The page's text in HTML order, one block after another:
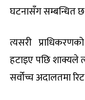
घटनासँग सम्बन्धित छ
त्यसरी
हटाइए पछि शाक्यले
सर्वोच्च अदालतमा